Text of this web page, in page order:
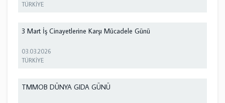
TÜRKİYE
3 Mart İş Cinayetlerine Karşı Mücadele Günü
03.03.2026
TÜRKİYE
TMMOB DÜNYA GIDA GÜNÜ